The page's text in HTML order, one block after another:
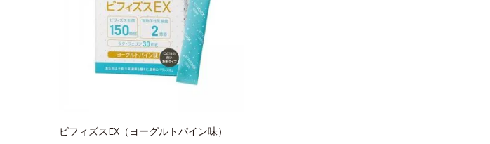
ッキリ健康＆キレイな毎日を。
ビフィズスEX（ヨーグルトパイン味）